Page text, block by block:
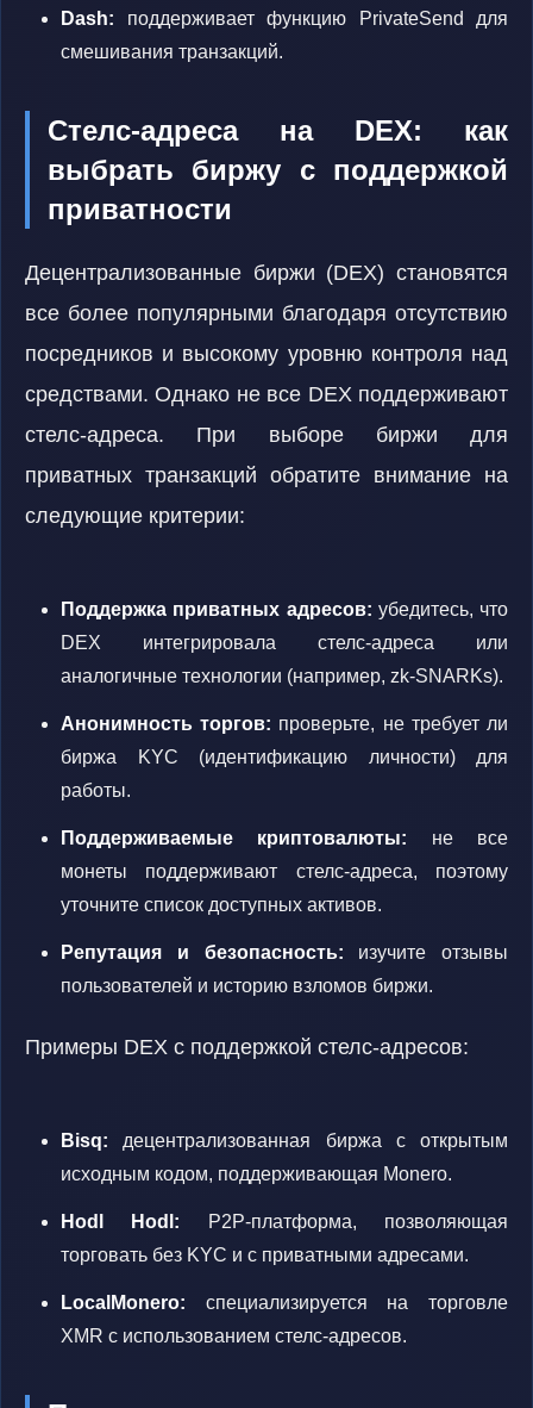
Dash: поддерживает функцию PrivateSend для
смешивания транзакций.
Стелс-адреса на DEX: как
выбрать биржу с поддержкой
приватности
Децентрализованные биржи (DEX) становятся
все более популярными благодаря отсутствию
посредников и высокому уровню контроля над
средствами. Однако не все DEX поддерживают
стелс-адреса. При выборе биржи для
приватных транзакций обратите внимание на
следующие критерии:
Поддержка приватных адресов: убедитесь, что
DEX интегрировала стелс-адреса или
аналогичные технологии (например, zk-SNARKs).
Анонимность торгов: проверьте, не требует ли
биржа KYC (идентификацию личности) для
работы.
Поддерживаемые криптовалюты: не все
монеты поддерживают стелс-адреса, поэтому
уточните список доступных активов.
Репутация и безопасность: изучите отзывы
пользователей и историю взломов биржи.
Примеры DEX с поддержкой стелс-адресов:
Bisq: децентрализованная биржа с открытым
исходным кодом, поддерживающая Monero.
Hodl Hodl: P2P-платформа, позволяющая
торговать без KYC и с приватными адресами.
LocalMonero: специализируется на торговле
XMR с использованием стелс-адресов.